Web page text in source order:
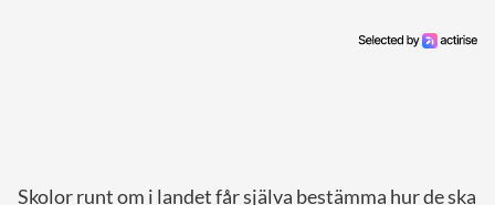
Skolor runt om i landet får själva bestämma hur de ska